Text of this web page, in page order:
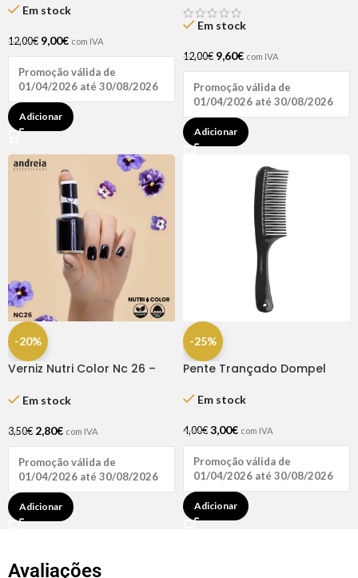
Em stock
12,00€ 9,00€ com IVA
Promoção válida de
01/04/2026 até 30/08/2026
Adicionar
250ML
Em stock
12,00€ 9,60€ com IVA
Promoção válida de
01/04/2026 até 30/08/2026
Adicionar
-20%
Verniz Nutri Color Nc 26 –
Em stock
3,50€ 2,80€ com IVA
Promoção válida de
01/04/2026 até 30/08/2026
Adicionar
-25%
Pente Trançado Dompel
Em stock
4,00€ 3,00€ com IVA
Promoção válida de
01/04/2026 até 30/08/2026
Adicionar
Avaliações